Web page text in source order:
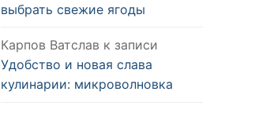
выбрать свежие ягоды
Карпов Ватслав к записи
Удобство и новая слава
кулинарии: микроволновка